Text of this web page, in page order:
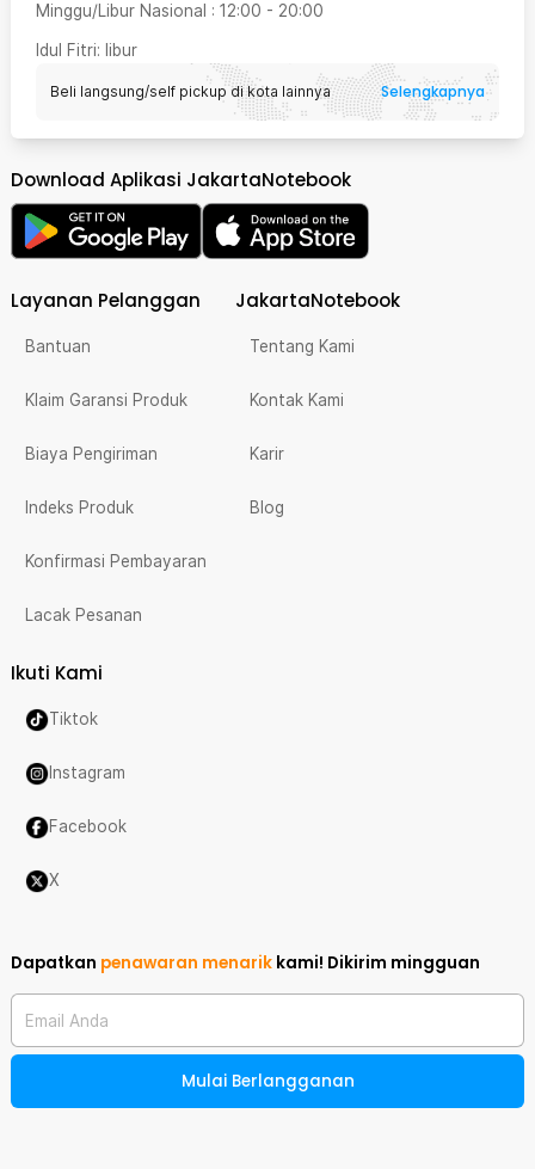
Minggu/Libur Nasional : 12:00 - 20:00
Idul Fitri: libur
Beli langsung/self pickup di kota lainnya Selengkapnya
Download Aplikasi JakartaNotebook
Layanan Pelanggan
Bantuan
Klaim Garansi Produk
Biaya Pengiriman
Indeks Produk
Konfirmasi Pembayaran
Lacak Pesanan
JakartaNotebook
Tentang Kami
Kontak Kami
Karir
Blog
Ikuti Kami
Tiktok
Instagram
Facebook
X
Dapatkan penawaran menarik kami! Dikirim mingguan
Email Anda
Mulai Berlangganan